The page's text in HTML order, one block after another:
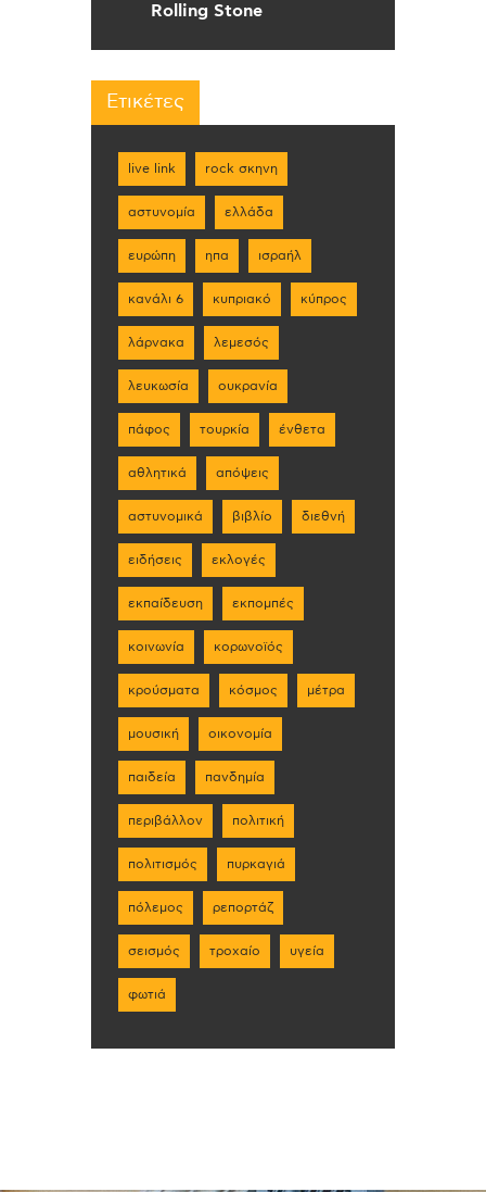
Rolling Stone
Ετικέτες
live link rock σκηνη
αστυνομία ελλάδα
ευρώπη ηπα ισραήλ
κανάλι 6 κυπριακό κύπρος
λάρνακα λεμεσός
λευκωσία ουκρανία
πάφος τουρκία ένθετα
αθλητικά απόψεις
αστυνομικά βιβλίο διεθνή
ειδήσεις εκλογές
εκπαίδευση εκπομπές
κοινωνία κορωνοϊός
κρούσματα κόσμος μέτρα
μουσική οικονομία
παιδεία πανδημία
περιβάλλον πολιτική
πολιτισμός πυρκαγιά
πόλεμος ρεπορτάζ
σεισμός τροχαίο υγεία
φωτιά